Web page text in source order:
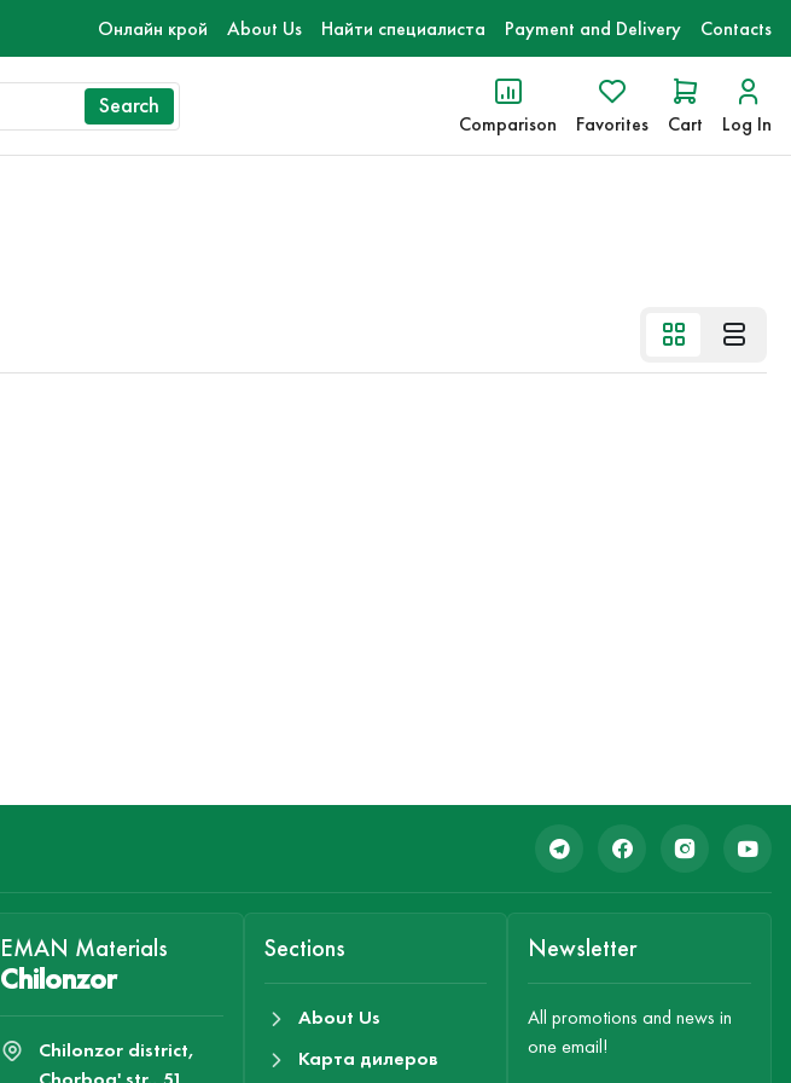
Онлайн крой About Us Найти специалиста Payment and Delivery Contacts
Search
Comparison Favorites Cart Log In
EMAN Materials
Chilonzor
Chilonzor district,
Sections
About Us
Карта дилеров
Newsletter
All promotions and news in
one email!